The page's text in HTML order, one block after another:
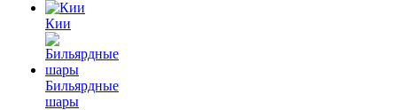
Кии
Бильярдные
шары